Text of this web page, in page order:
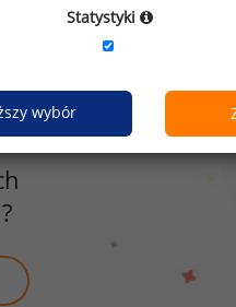
Statystyki
wybór